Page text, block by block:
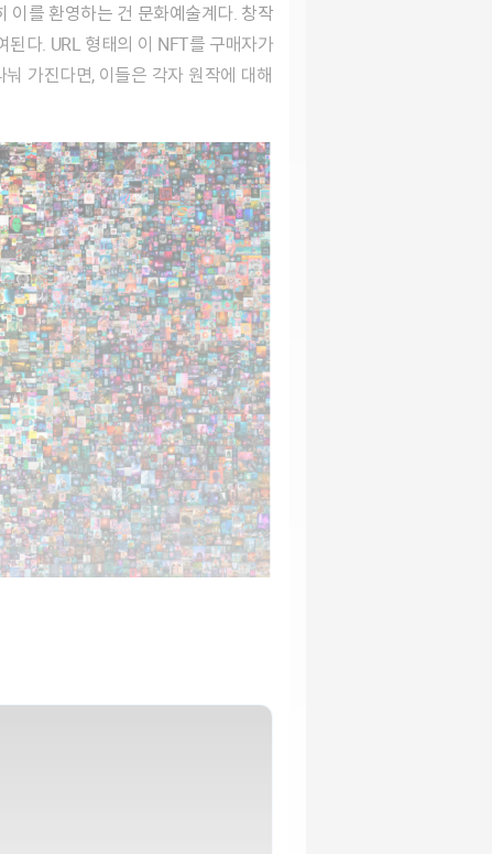
이를 환영하는 건 문화예술계다. 창작
다. URL 형태의 이 NFT를 구매자가
가진다면, 이들은 각자 원작에 대해